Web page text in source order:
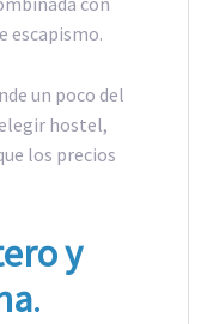
escapismo.
un poco del
hostel,
los precios
y
.